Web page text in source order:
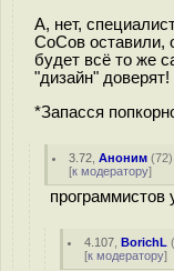
А, нет,
СоСов оставили,
будет всё то же
"дизайн" доверят!
*Запасся
3.72 ,Аноним (72
[к модератору]
4.107 ,BorichL
[к модератору]